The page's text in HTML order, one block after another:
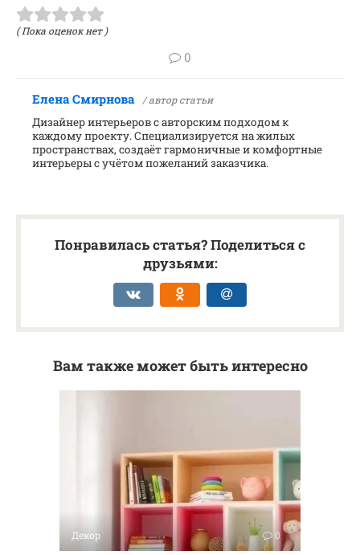
( Пока оценок нет )
0
Елена Смирнова / автор статьи
Дизайнер интерьеров с авторским подходом к
каждому проекту. Специализируется на жилых
пространствах, создаёт гармоничные и комфортные
интерьеры с учётом пожеланий заказчика.
Понравилась статья? Поделиться с
друзьями:
Вам также может быть интересно
Декор 0